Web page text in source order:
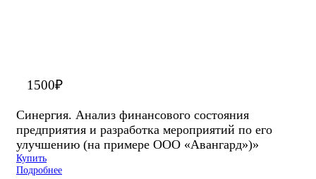
1500₽
Синергия. Анализ финансового состояния
предприятия и разработка мероприятий по его
улучшению (на примере ООО «Авангард»)»
Купить
Подробнее